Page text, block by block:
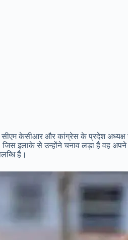
सीएम केसीआर और कांग्रेस के प्रदेश
इलाके से उन्होंने चनाव लड़ा है वह
है।